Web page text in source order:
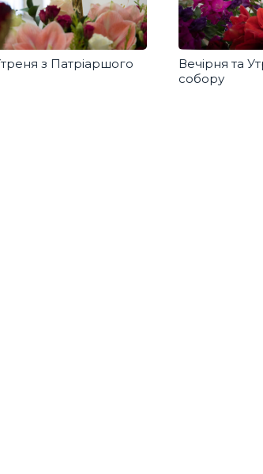
з Патріаршого
Вечірня та
собору